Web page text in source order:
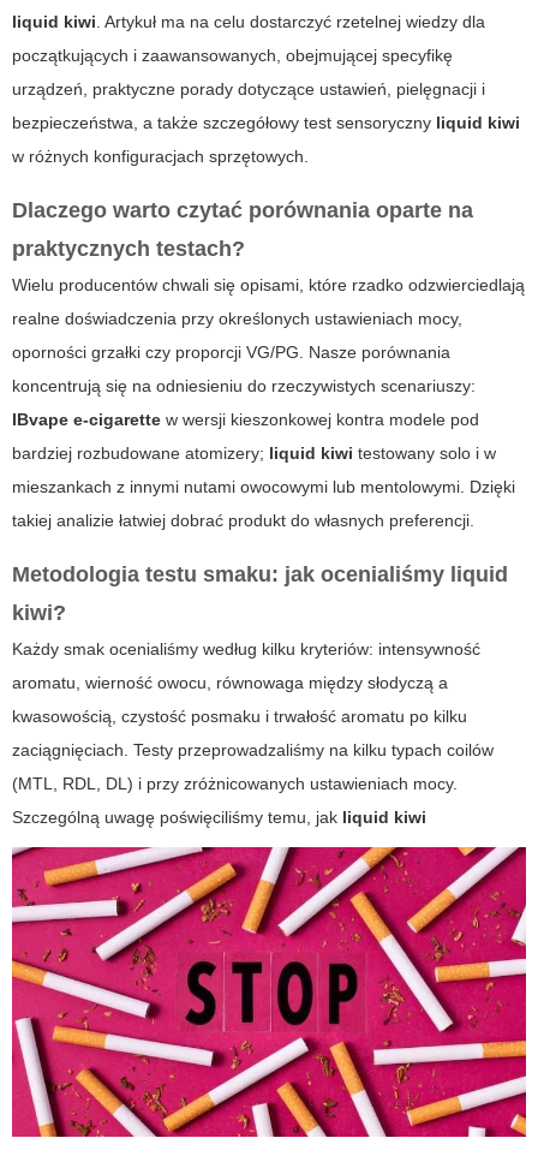
liquid kiwi. Artykuł ma na celu dostarczyć rzetelnej wiedzy dla
początkujących i zaawansowanych, obejmującej specyfikę
urządzeń, praktyczne porady dotyczące ustawień, pielęgnacji i
bezpieczeństwa, a także szczegółowy test sensoryczny liquid kiwi
w różnych konfiguracjach sprzętowych.
Dlaczego warto czytać porównania oparte na
praktycznych testach?
Wielu producentów chwali się opisami, które rzadko odzwierciedlają
realne doświadczenia przy określonych ustawieniach mocy,
oporności grzałki czy proporcji VG/PG. Nasze porównania
koncentrują się na odniesieniu do rzeczywistych scenariuszy:
IBvape e-cigarette w wersji kieszonkowej kontra modele pod
bardziej rozbudowane atomizery; liquid kiwi testowany solo i w
mieszankach z innymi nutami owocowymi lub mentolowymi. Dzięki
takiej analizie łatwiej dobrać produkt do własnych preferencji.
Metodologia testu smaku: jak ocenialiśmy liquid
kiwi?
Każdy smak ocenialiśmy według kilku kryteriów: intensywność
aromatu, wierność owocu, równowaga między słodyczą a
kwasowością, czystość posmaku i trwałość aromatu po kilku
zaciągnięciach. Testy przeprowadzaliśmy na kilku typach coilów
(MTL, RDL, DL) i przy zróżnicowanych ustawieniach mocy.
Szczególną uwagę poświęciliśmy temu, jak liquid kiwi